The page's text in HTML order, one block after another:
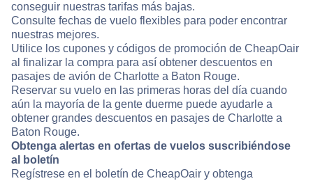
conseguir nuestras tarifas más bajas.
Consulte fechas de vuelo flexibles para poder encontrar
nuestras mejores.
Utilice los cupones y códigos de promoción de CheapOair
al finalizar la compra para así obtener descuentos en
pasajes de avión de Charlotte a Baton Rouge.
Reservar su vuelo en las primeras horas del día cuando
aún la mayoría de la gente duerme puede ayudarle a
obtener grandes descuentos en pasajes de Charlotte a
Baton Rouge.
Obtenga alertas en ofertas de vuelos suscribiéndose
al boletín
Regístrese en el boletín de CheapOair y obtenga